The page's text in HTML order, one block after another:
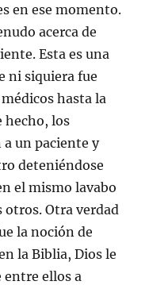
en ese momento.
acerca de
Esta es una
ni siquiera fue
hasta la
hecho, los
a un paciente y
deteniéndose
el mismo lavabo
Otra verdad
la noción de
la Biblia, Dios le
entre ellos a